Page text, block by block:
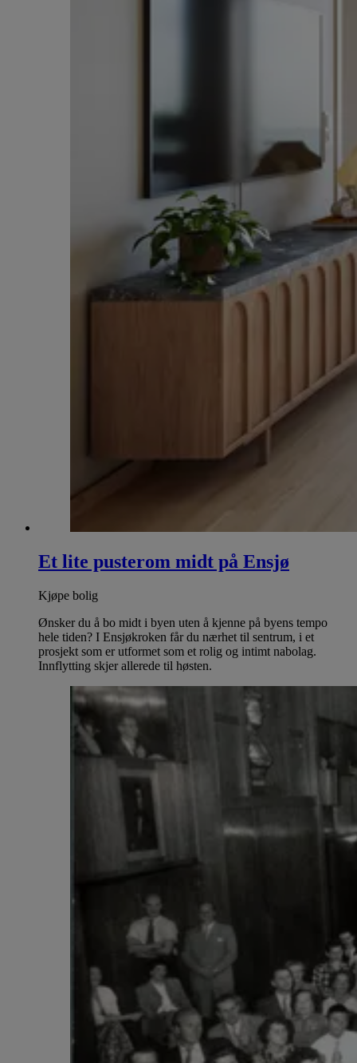
Et lite pusterom midt på Ensjø
Kjøpe bolig
Ønsker du å bo midt i byen uten å kjenne på byens tempo
hele tiden? I Ensjøkroken får du nærhet til sentrum, i et
prosjekt som er utformet som et rolig og intimt nabolag.
Innflytting skjer allerede til høsten.